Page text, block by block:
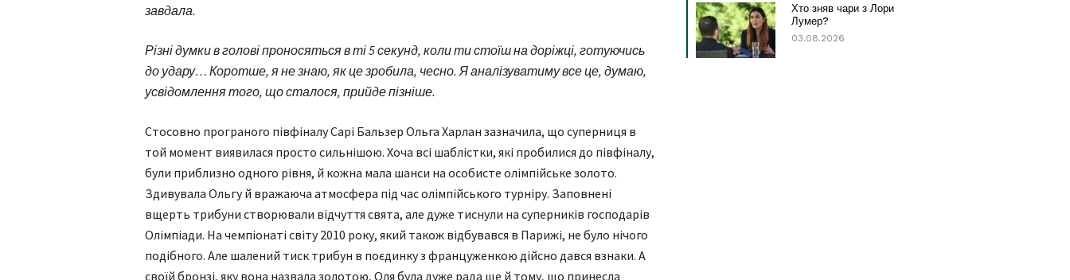
завдала.
Різні думки в голові проносяться в ті 5 секунд, коли ти стоїш на доріжці, готуючись
до удару… Коротше, я не знаю, як це зробила, чесно. Я аналізуватиму все це, думаю,
усвідомлення того, що сталося, прийде пізніше.
Стосовно програного півфіналу Сарі Бальзер Ольга Харлан зазначила, що суперниця в
той момент виявилася просто сильнішою. Хоча всі шаблістки, які пробилися до півфіналу,
були приблизно одного рівня, й кожна мала шанси на особисте олімпійське золото.
Здивувала Ольгу й вражаюча атмосфера під час олімпійського турніру. Заповнені
вщерть трибуни створювали відчуття свята, але дуже тиснули на суперників господарів
Олімпіади. На чемпіонаті світу 2010 року, який також відбувався в Парижі, не було нічого
подібного. Але шалений тиск трибун в поєдинку з француженкою дійсно дався взнаки. А
своїй бронзі, яку вона назвала золотою, Оля була дуже рада ще й тому, що принесла
Хто зняв чари з Лори
Лумер?
03.08.2026